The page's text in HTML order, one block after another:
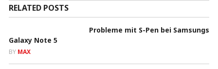
RELATED POSTS
Probleme mit S-Pen bei Samsungs
Galaxy Note 5
BY MAX